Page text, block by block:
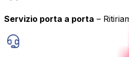
Servizio porta a porta –